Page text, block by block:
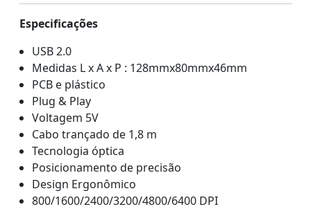
Especificações
USB 2.0
Medidas L x A x P : 128mmx80mmx46mm
PCB e plástico
Plug & Play
Voltagem 5V
Cabo trançado de 1,8 m
Tecnologia óptica
Posicionamento de precisão
Design Ergonômico
800/1600/2400/3200/4800/6400 DPI